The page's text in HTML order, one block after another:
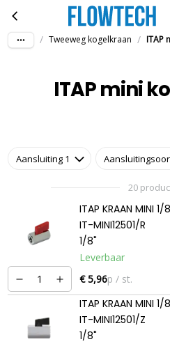
Ga naar hoofdinhoudITAP mini
/ Tweeweg kogelkraan / ITAP
ITAP mini
Aansluiting 1
20
ITAP KRAAN MINI 1/
IT-MINI12501/R
1/8"
Leverbaar
€ 5,96p / st.
ITAP KRAAN MINI 1/
IT-MINI12501/Z
1/8"